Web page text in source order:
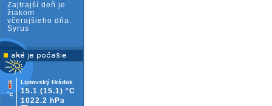
Zajtrajší deň je
žiakom
včerajšieho dňa.
Syrus
Liptovský Hrádok
15.1 (15.1) °C
1022.2 hPa